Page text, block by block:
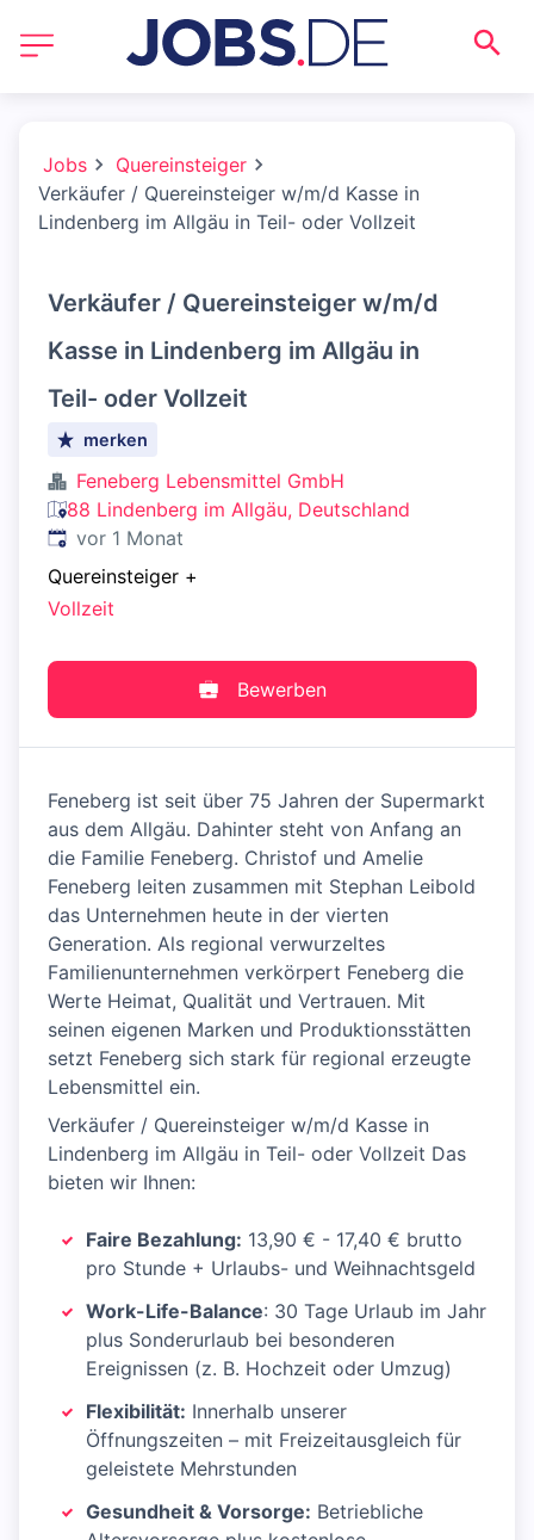
Jobs
Quereinsteiger
Verkäufer / Quereinsteiger w/m/d Kasse in
Lindenberg im Allgäu in Teil- oder Vollzeit
Verkäufer / Quereinsteiger w/m/d
Kasse in Lindenberg im Allgäu in
Teil- oder Vollzeit
merken
Feneberg Lebensmittel GmbH
88 Lindenberg im Allgäu, Deutschland
Veröffentlicht:
vor 1 Monat
Quereinsteiger +
Vollzeit
Bewerben
Feneberg ist seit über 75 Jahren der Supermarkt
aus dem Allgäu. Dahinter steht von Anfang an
die Familie Feneberg. Christof und Amelie
Feneberg leiten zusammen mit Stephan Leibold
das Unternehmen heute in der vierten
Generation. Als regional verwurzeltes
Familienunternehmen verkörpert Feneberg die
Werte Heimat, Qualität und Vertrauen. Mit
seinen eigenen Marken und Produktionsstätten
setzt Feneberg sich stark für regional erzeugte
Lebensmittel ein.
Verkäufer / Quereinsteiger w/m/d Kasse in
Lindenberg im Allgäu in Teil- oder Vollzeit Das
bieten wir Ihnen:
Faire Bezahlung: 13,90 € - 17,40 € brutto
pro Stunde + Urlaubs- und Weihnachtsgeld
Work-Life-Balance: 30 Tage Urlaub im Jahr
plus Sonderurlaub bei besonderen
Ereignissen (z. B. Hochzeit oder Umzug)
Flexibilität: Innerhalb unserer
Öffnungszeiten – mit Freizeitausgleich für
geleistete Mehrstunden
Gesundheit & Vorsorge: Betriebliche